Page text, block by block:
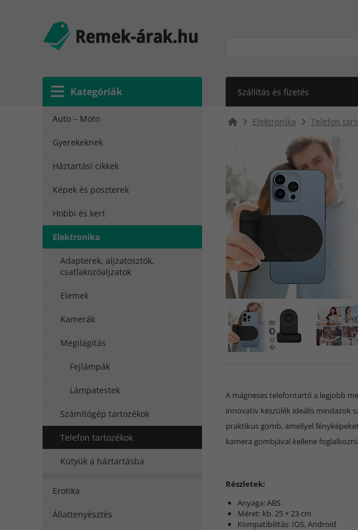
Kategóriák Szállítás és fizetés
Auto – Moto
Gyerekeknek
Háztartási cikkek
Képek és poszterek
Hobbi és kert
Elektronika
Adapterek, aljzatosztók,
csatlakozóaljzatok
Elemek
Kamerák
Megilágítás
Fejlámpák
Lámpatestek
Számítógép tartozékok
Telefon tartozékok
Kütyük a háztartásba
Erotika
Állattenyésztés
Elektronika Telefon
A mágneses telefontartó a legjobb
innovatív készülék ideális mindazok
praktikus gomb, amellyel
kamera gombjával kellene
Részletek:
Anyaga: ABS
Méret: kb. 25 × 23 cm
Kompatibilitás: IOS, Android